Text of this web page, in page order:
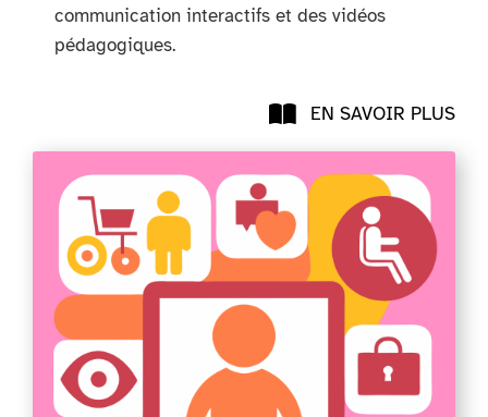
communication interactifs et des vidéos
pédagogiques.
EN SAVOIR PLUS